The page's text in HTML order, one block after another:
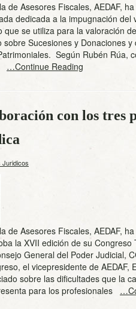
de Asesores Fiscales, AEDAF,
dedicada a la impugnación del
que se utiliza para la valoración
Sucesiones y Donaciones y
Según Rubén Rúa,
…Continue Reading
con los tres
Juridicos
de Asesores Fiscales, AEDAF,
la XVII edición de su Congreso
General del Poder Judicial,
el vicepresidente de AEDAF,
sobre las dificultades que la
para los profesionales